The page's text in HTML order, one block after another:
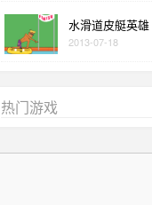
水滑道皮艇英雄
2013-07-18
热门游戏